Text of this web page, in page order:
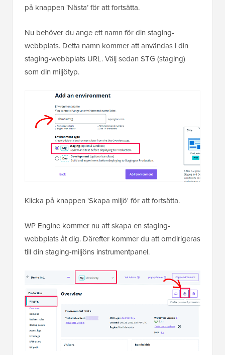
på knappen ‘Nästa’ för att fortsätta.
Nu behöver du ange ett namn för din staging-
webbplats. Detta namn kommer att användas i din
staging-webbplats URL. Välj sedan STG (staging)
som din miljötyp.
Klicka på knappen 'Skapa miljö' för att fortsätta.
WP Engine kommer nu att skapa en staging-
webbplats åt dig. Därefter kommer du att omdirigeras
till din staging-miljöns instrumentpanel.